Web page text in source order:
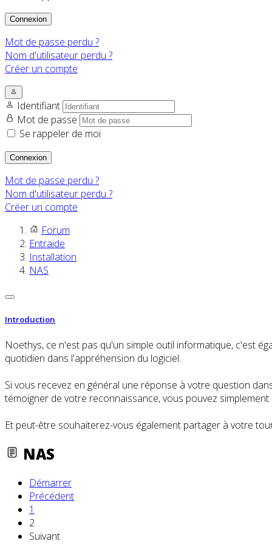
Connexion
Mot de passe perdu ?
Nom d'utilisateur perdu ?
Créer un compte
Identifiant
Mot de passe
Se rappeler de moi
Connexion
Mot de passe perdu ?
Nom d'utilisateur perdu ?
Créer un compte
Forum
Entraide
Installation
NAS
Introduction
Noethys, ce n'est pas qu'un simple outil informatique, c'est
quotidien dans l'appréhension du logiciel.
Si vous recevez en général une réponse à votre question
témoigner de votre reconnaissance, vous pouvez
Et peut-être souhaiterez-vous également partager à votre
NAS
Démarrer
Précédent
1
2
Suivant